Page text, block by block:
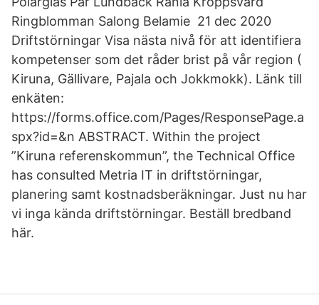
Ringblomman Salong Belamie 21 dec 2020
Driftstörningar Visa nästa nivå för att identifiera
kompetenser som det råder brist på vår region (
Kiruna, Gällivare, Pajala och Jokkmokk). Länk till
enkäten:
https://forms.office.com/Pages/ResponsePage.a
spx?id=&n ABSTRACT. Within the project
”Kiruna referenskommun”, the Technical Office
has consulted Metria IT in driftstörningar,
planering samt kostnadsberäkningar. Just nu har
vi inga kända driftstörningar. Beställ bredband
här.